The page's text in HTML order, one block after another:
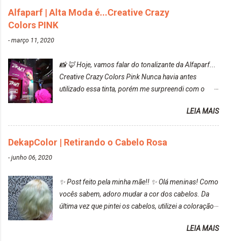
Alfaparf | Alta Moda é...Creative Crazy
Colors PINK
-março 11, 2020
📸 🦊 Hoje, vamos falar do tonalizante da Alfaparf...
Creative Crazy Colors Pink Nunca havia antes
utilizado essa tinta, porém me surpreendi com o
turquesa (meio desbotado), e após a utilização meu
cabelo ficou roxo com mechinhas azul, rosa e meio
cinza... FICOU LINDOOOOO!!! Cabelo antes: Cabelo
depois: Bom, sobre a tinta, eu achei ela muito liquida,
tinta ficava manchado. Meu banheiro inteiro ficou
rosa, minha mão, meu corpo todo, porém, ela tem
uma fixação muito boa (Deu para perceber kkk) Sem
LEIA MAIS
DekapColor | Retirando o Cabelo Rosa
-junho 06, 2020
✨ Post feito pela minha mãe!! ✨ Olá meninas! Como
vocês sabem, adoro mudar a cor dos cabelos. Da
última vez que pintei os cabelos, utilizei a coloração
ressaltar que meu cabelo estava platinado. O tom
LEIA MAIS